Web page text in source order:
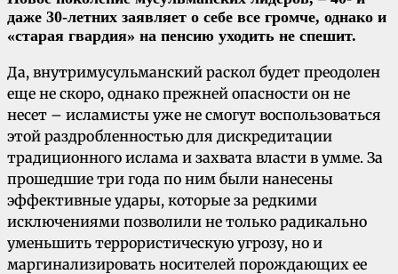
даже 30-летних заявляет о себе все громче, однако и
«старая гвардия» на пенсию уходить не спешит.
Да, внутримусульманский раскол будет преодолен
еще не скоро, однако прежней опасности он не
несет – исламисты уже не смогут воспользоваться
этой раздробленностью для дискредитации
традиционного ислама и захвата власти в умме. За
прошедшие три года по ним были нанесены
эффективные удары, которые за редкими
исключениями позволили не только радикально
уменьшить террористическую угрозу, но и
маргинализировать носителей порождающих ее